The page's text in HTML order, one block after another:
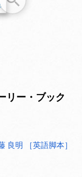
リー・ブック
良明
［英語脚本］